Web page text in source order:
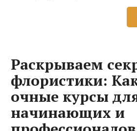
Раскрываем
флористики:
очные курсы
начинающих и